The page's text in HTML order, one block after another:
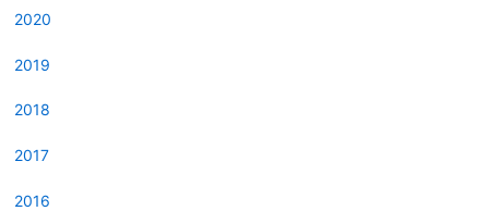
2020
2019
2018
2017
2016